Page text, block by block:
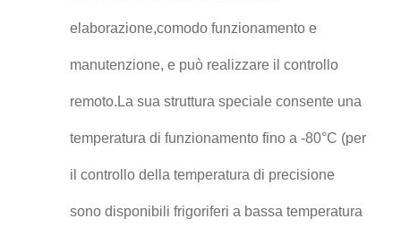
elaborazione,comodo funzionamento e
manutenzione, e può realizzare il controllo
remoto.La sua struttura speciale consente una
temperatura di funzionamento fino a -80°C (per
il controllo della temperatura di precisione
sono disponibili frigoriferi a bassa temperatura